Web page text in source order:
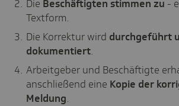
Die Beschäftigten stimmen zu -
Textform.
Die Korrektur wird durchgeführt
dokumentiert.
Arbeitgeber und Beschäftigte
anschließend eine Kopie der
Meldung.